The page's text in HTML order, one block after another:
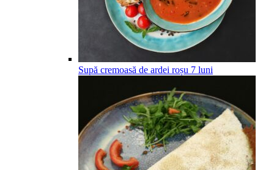
Supă cremoasă de ardei roșu 7 luni